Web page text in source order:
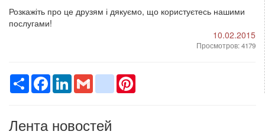
Розкажіть про це друзям і дякуємо, що користуєтесь нашими
послугами!
10.02.2015
Просмотров: 4179
РесурсFacebook
LinkedInGmail google_bookmarks
Лента новостей